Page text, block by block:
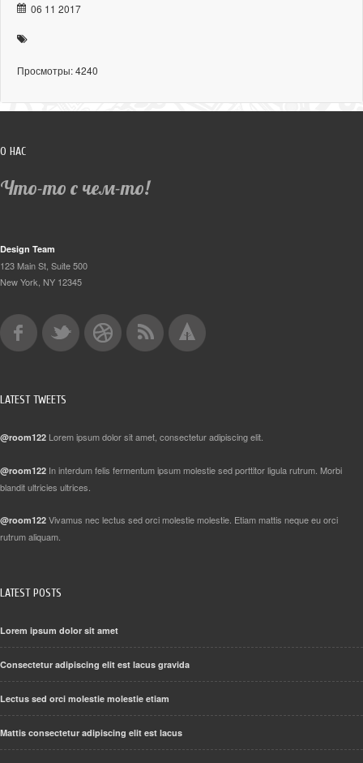
06 11 2017
Просмотры: 4240
О НАС
Что-то с чем-то!
Design Team
123 Main St, Suite 500
New York, NY 12345
LATEST TWEETS
@room122 Lorem ipsum dolor sit amet, consectetur adipiscing elit.
@room122 In interdum felis fermentum ipsum molestie sed porttitor ligula rutrum. Morbi
blandit ultricies ultrices.
@room122 Vivamus nec lectus sed orci molestie molestie. Etiam mattis neque eu orci
rutrum aliquam.
LATEST POSTS
Lorem ipsum dolor sit amet
Consectetur adipiscing elit est lacus gravida
Lectus sed orci molestie molestie etiam
Mattis consectetur adipiscing elit est lacus